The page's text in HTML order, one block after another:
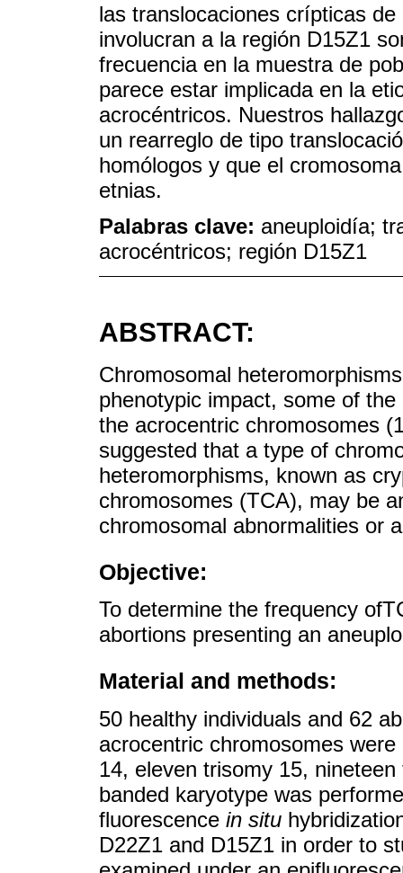
las translocaciones crípticas
involucran a la región D15Z1
frecuencia en la muestra de
parece estar implicada en la
acrocéntricos. Nuestros
un rearreglo de tipo
homólogos y que el
etnias.
Palabras clave: aneuploidía;
acrocéntricos; región D15Z1
ABSTRACT:
Chromosomal
phenotypic impact, some of
the acrocentric chromosomes
suggested that a type of
heteromorphisms, known as
chromosomes (TCA), may be
chromosomal abnormalities or
Objective:
To determine the frequency
abortions presenting an
Material and methods:
50 healthy individuals and 62
acrocentric chromosomes
14, eleven trisomy 15,
banded karyotype was
fluorescence in situ
D22Z1 and D15Z1 in order to